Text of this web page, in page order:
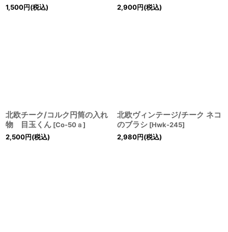
1,500円(税込)
2,900円(税込)
北欧チーク/コルク円筒の入れ
物 目玉くん [Co-50ａ]
2,500円(税込)
北欧ヴィンテージ/チーク ネコ
のブラシ [Hwk-245]
2,980円(税込)